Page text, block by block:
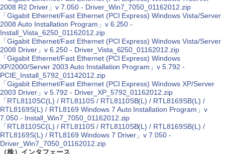
2008 R2 Driver」v 7.050 - Driver_Win7_7050_01162012.zip
「Gigabit Ethernet/Fast Ethernet (PCI Express) Windows Vista/Server
2008 Auto Installation Program」v 6.250 -
Install_Vista_6250_01162012.zip
「Gigabit Ethernet/Fast Ethernet (PCI Express) Windows Vista/Server
2008 Driver」v 6.250 - Driver_Vista_6250_01162012.zip
「Gigabit Ethernet/Fast Ethernet (PCI Express) Windows
XP/2000/Server 2003 Auto Installation Program」v 5.792 -
PCIE_Install_5792_01142012.zip
「Gigabit Ethernet/Fast Ethernet (PCI Express) Windows XP/Server
2003 Driver」v 5.792 - Driver_XP_5792_01162012.zip
「RTL8110SC(L) / RTL8110S / RTL8110SB(L) / RTL8169SB(L) /
RTL8169S(L) / RTL8169 Windows 7 Auto Installation Program」v
7.050 - Install_Win7_7050_01162012.zip
「RTL8110SC(L) / RTL8110S / RTL8110SB(L) / RTL8169SB(L) /
RTL8169S(L) / RTL8169 Windows 7 Driver」v 7.050 -
Driver_Win7_7050_01162012.zip
（株）インタフェース